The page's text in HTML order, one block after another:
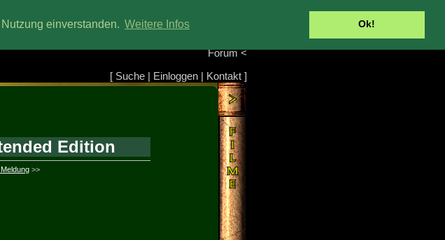
einverstanden. Weitere Infos Ok!
Info/Impressum
Forum<
[ Suche| Einloggen| Kontakt]
Edition
>>